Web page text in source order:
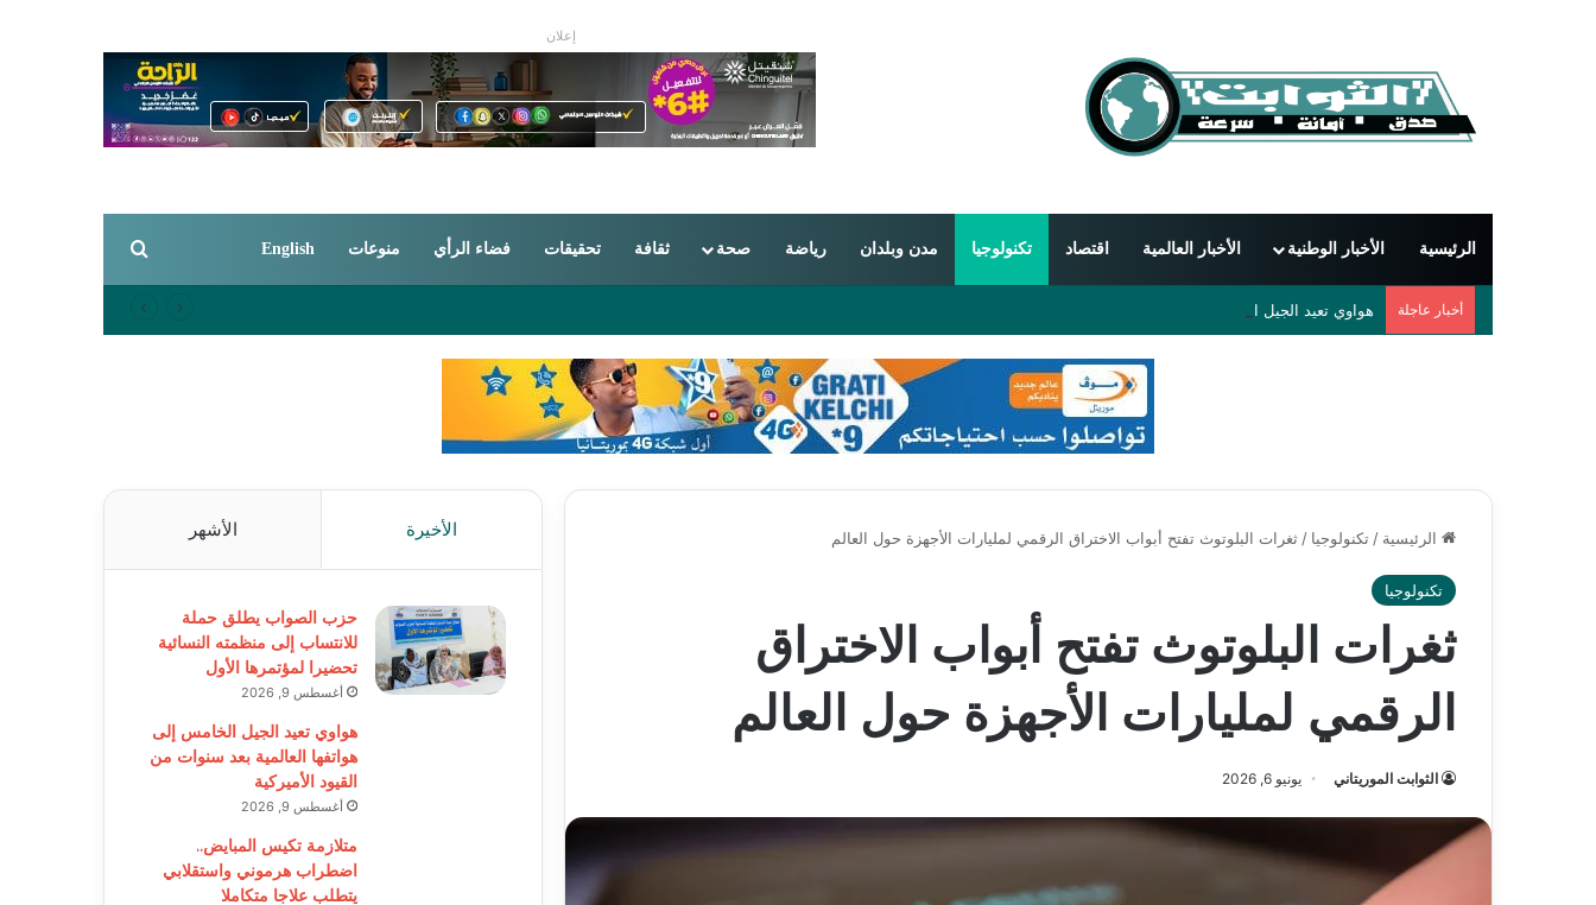
إعلان
الرئيسية الأخبار الوطنية الأخبار العالمية اقتصاد تكنولوجيا مدن وبلدان رياضة صحة ثقافة تحقيقات فضاء الرأي منوعات English بحث عن
أخبار عاجلة هواوي تعيد الجيل الخامس إلى هواتفها العالمية بعد سنوات من القيود الأميركية
الرئيسية / تكنولوجيا / ثغرات البلوتوث تفتح أبواب الاختراق الرقمي لمليارات الأجهزة حول العالم
تكنولوجيا
ثغرات البلوتوث تفتح أبواب الاختراق
الرقمي لمليارات الأجهزة حول العالم
الثوابت الموريتاني يونيو 6, 2026
الأخيرة الأشهر
حزب الصواب يطلق حملة
للانتساب إلى منظمته النسائية
تحضيرا لمؤتمرها الأول
أغسطس 9, 2026
هواوي تعيد الجيل الخامس إلى
هواتفها العالمية بعد سنوات من
القيود الأميركية
أغسطس 9, 2026
متلازمة تكيس المبايض..
اضطراب هرموني واستقلابي
يتطلب علاجا متكاملا